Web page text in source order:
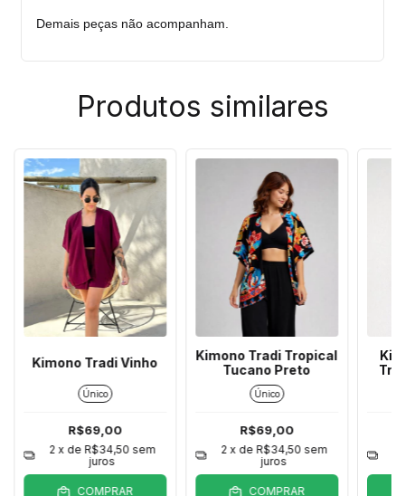
Demais peças não acompanham.
Produtos similares
Kimono Tradi Vinho
Único
R$69,00
2 x de R$34,50 sem
juros
COMPRAR
Kimono Tradi Tropical
Tucano Preto
Único
R$69,00
2 x de R$34,50 sem
juros
COMPRAR